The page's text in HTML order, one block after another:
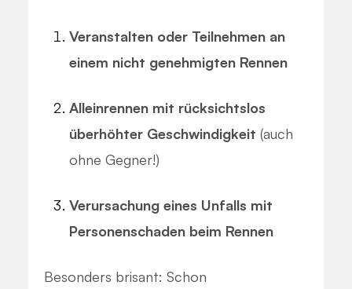
Veranstalten oder Teilnehmen an
einem nicht genehmigten Rennen
Alleinrennen mit rücksichtslos
überhöhter Geschwindigkeit (auch
ohne Gegner!)
Verursachung eines Unfalls mit
Personenschaden beim Rennen
Besonders brisant: Schon